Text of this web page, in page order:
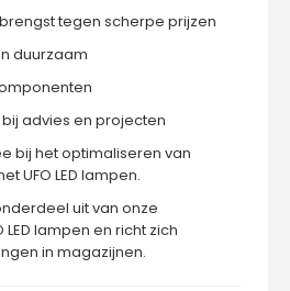
tegen scherpe prijzen
duurzaam
advies en projecten
bij het optimaliseren van
UFO LED lampen.
uit van onze
LED lampen en richt zich
in magazijnen.